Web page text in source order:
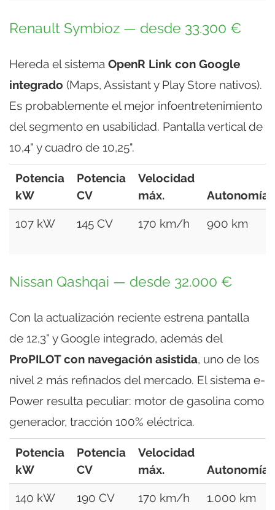
Renault Symbioz — desde 33.300 €
Hereda el sistema OpenR Link con Google
integrado (Maps, Assistant y Play Store nativos).
Es probablemente el mejor infoentretenimiento
del segmento en usabilidad. Pantalla vertical de
10,4" y cuadro de 10,25".
Potencia
kW
Potencia
CV
Velocidad
máx.
Autonomía
107 kW 145 CV 170 km/h 900 km
Nissan Qashqai — desde 32.000 €
Con la actualización reciente estrena pantalla
de 12,3" y Google integrado, además del
ProPILOT con navegación asistida, uno de los
nivel 2 más refinados del mercado. El sistema e-
Power resulta peculiar: motor de gasolina como
generador, tracción 100% eléctrica.
Potencia
kW
Potencia
CV
Velocidad
máx.
Autonomía
140 kW 190 CV 170 km/h 1.000 km